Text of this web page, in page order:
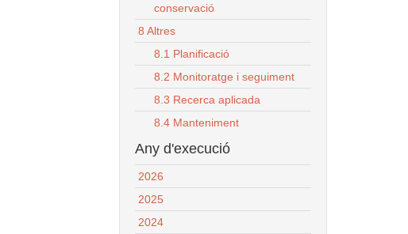
conservació
8 Altres
8.1 Planificació
8.2 Monitoratge i seguiment
8.3 Recerca aplicada
8.4 Manteniment
Any d'execució
2026
2025
2024